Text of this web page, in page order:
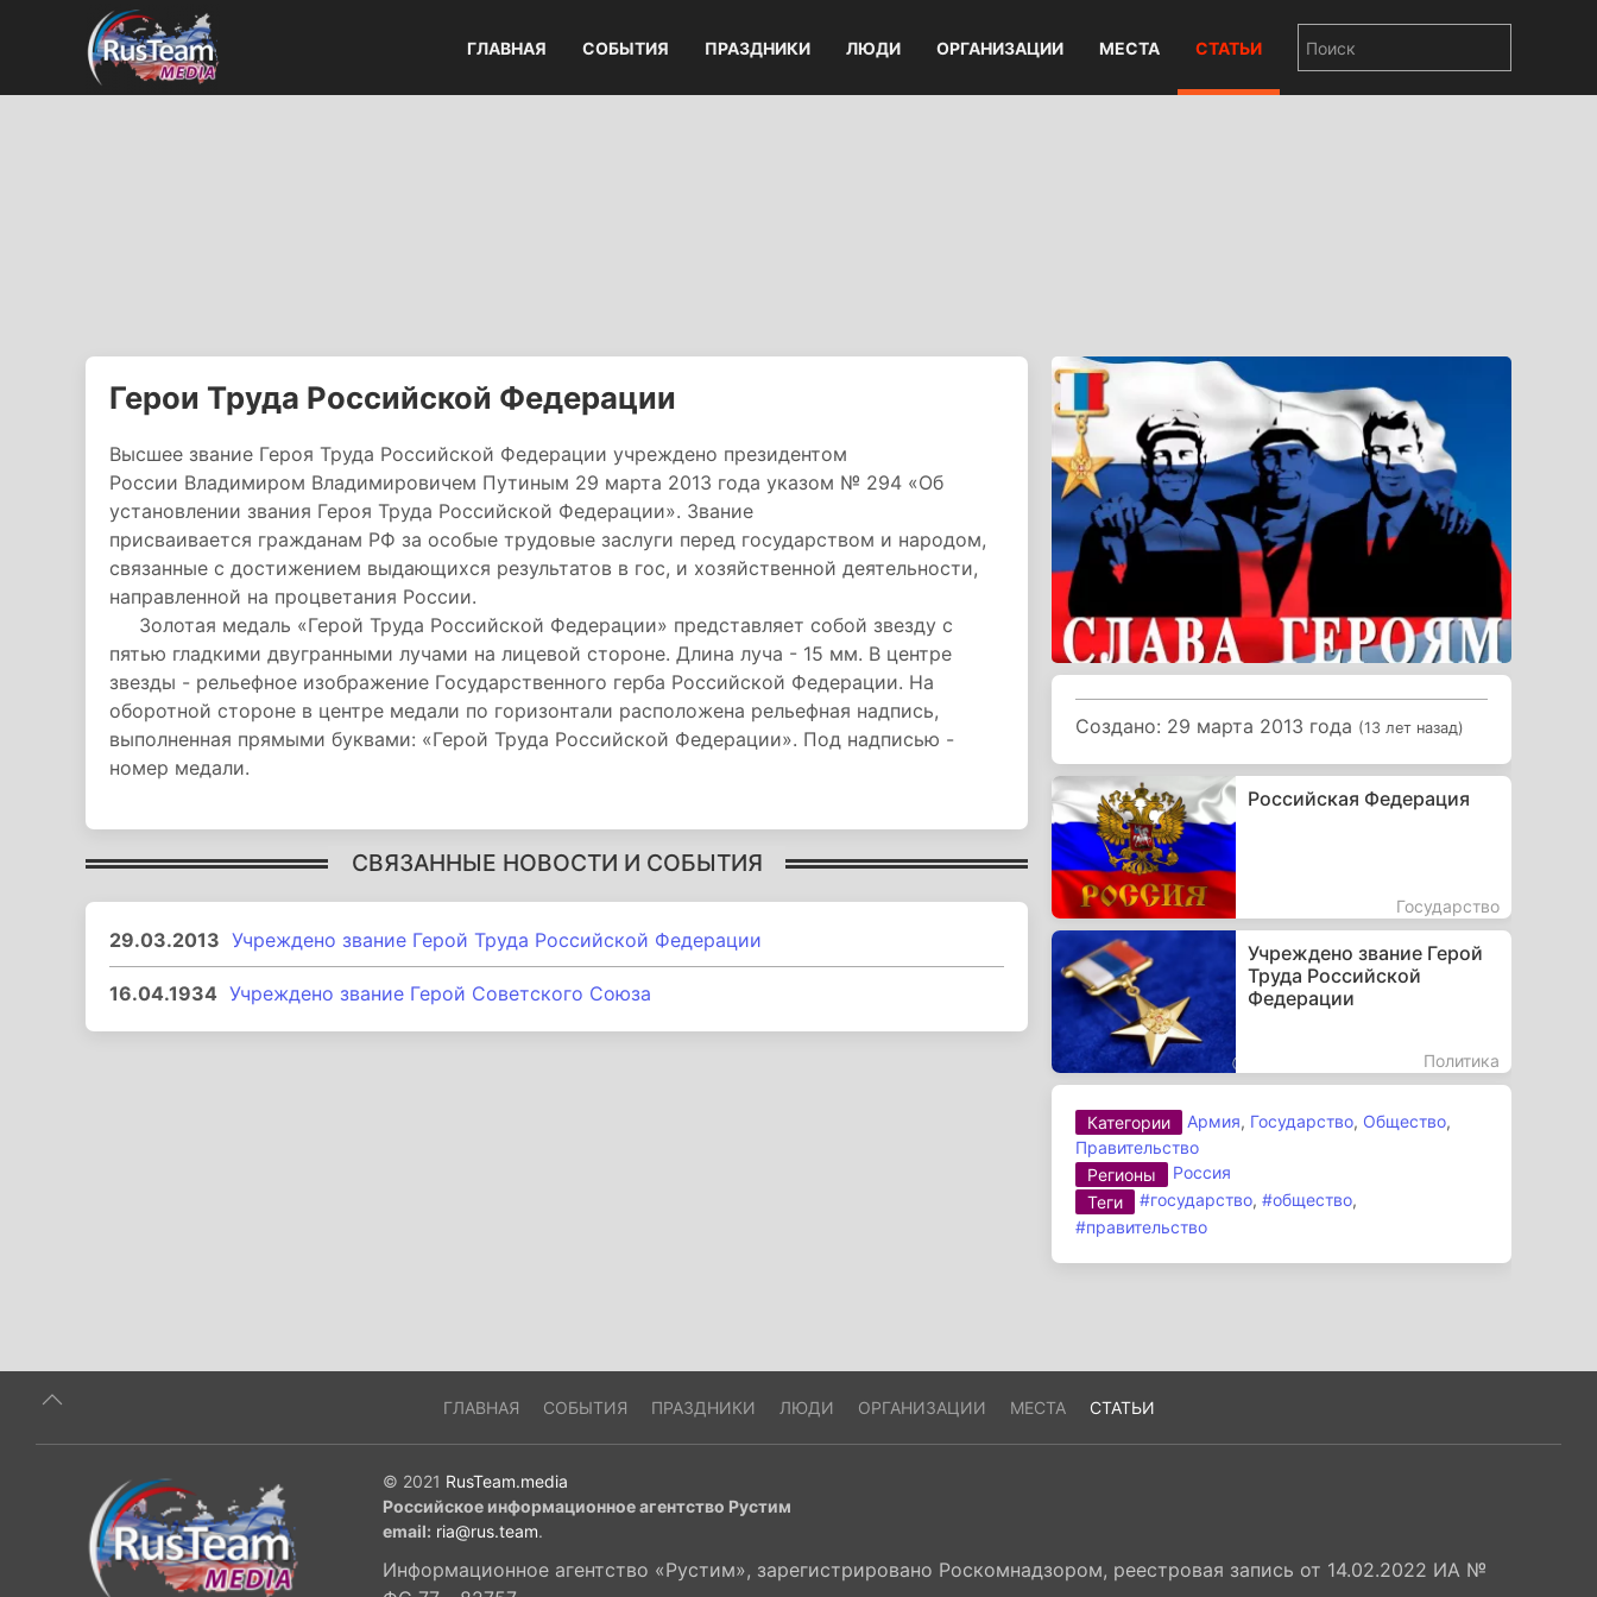
ГЛАВНАЯ СОБЫТИЯ ПРАЗДНИКИ ЛЮДИ ОРГАНИЗАЦИИ МЕСТА СТАТЬИ
Герои Труда Российской Федерации
Высшее звание Героя Труда Российской Федерации учреждено президентом
России Владимиром Владимировичем Путиным 29 марта 2013 года указом № 294 «Об
установлении звания Героя Труда Российской Федерации». Звание
присваивается гражданам РФ за особые трудовые заслуги перед государством и народом,
связанные с достижением выдающихся результатов в гос, и хозяйственной деятельности,
направленной на процветания России.
Золотая медаль «Герой Труда Российской Федерации» представляет собой звезду с
пятью гладкими двугранными лучами на лицевой стороне. Длина луча - 15 мм. В центре
звезды - рельефное изображение Государственного герба Российской Федерации. На
оборотной стороне в центре медали по горизонтали расположена рельефная надпись,
выполненная прямыми буквами: «Герой Труда Российской Федерации». Под надписью -
номер медали.
СВЯЗАННЫЕ НОВОСТИ И СОБЫТИЯ
29.03.2013 Учреждено звание Герой Труда Российской Федерации
16.04.1934 Учреждено звание Герой Советского Союза
Создано: 29 марта 2013 года (13 лет назад)
Российская Федерация
Государство
Учреждено звание Герой
Труда Российской
Федерации
Политика
Категории Армия, Государство, Общество,
Правительство
Регионы
Россия
Теги
#государство,#общество,
#правительство
ГЛАВНАЯ СОБЫТИЯ ПРАЗДНИКИ ЛЮДИ ОРГАНИЗАЦИИ МЕСТА СТАТЬИ
© 2021 RusTeam.media
Российское информационное агентство Рустим
email: ria@rus.team.
Информационное агентство «Рустим», зарегистрировано Роскомнадзором, реестровая запись от 14.02.2022 ИА №